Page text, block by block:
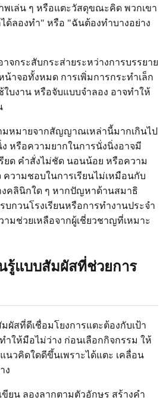
พเล่น ๆ หรือแตะวัสดุขณะคิด พวกเขา
ด้ลองทำ" หรือ "ฉันต้องทำบางอย่าง
จกระสับกระส่ายระหว่างการบรรยาย
าจอทั้งหมด การเพิ่มการกระทำเล็ก
ใบงาน หรือจับแบบจำลอง อาจทำให้
หมายจากสัญญาณเหล่านี้มากเกินไป
หรือความยากในการนั่งนิ่งอาจมี
รียด คำสั่งไม่ชัด นอนน้อย หรือความ
ความชอบในการเรียนไม่เหมือนกับ
คลินิกใด ๆ หากปัญหาด้านสมาธิ
บกวนโรงเรียนหรือการทำงานประจำ
ามช่วยเหลือจากผู้เชี่ยวชาญที่เหมาะ
รู้แบบสัมผัสที่ช่วยการ
ผัสที่ดีเชื่อมโยงการแตะต้องกับเป้า
ำให้มือไม่ว่าง ก่อนเลือกกิจกรรม ให้
นวคิดใดดีขึ้นเพราะได้แตะ เคลื่อน
ง
ยน ลองลากตามตัวอักษร สร้างคำ